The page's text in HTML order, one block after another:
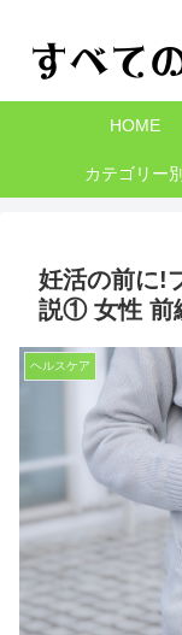
HOME
カテゴリー別
妊活の前に!
説① 女性 前
ヘルスケア